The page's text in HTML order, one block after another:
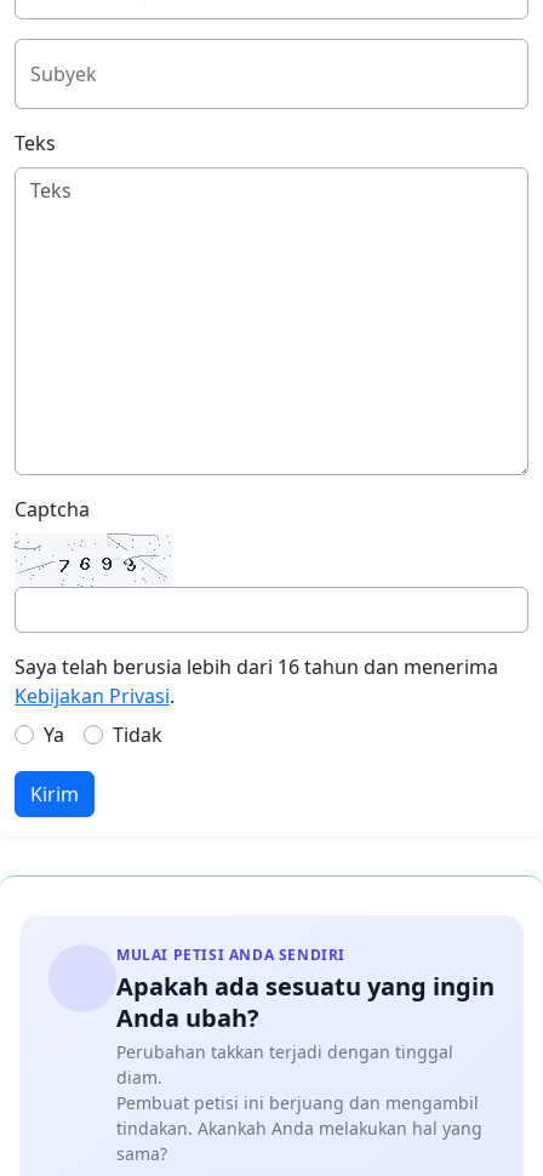
Subyek
Teks
Captcha
Saya telah berusia lebih dari 16 tahun dan menerima
Kebijakan Privasi.
Ya
Tidak
Kirim
MULAI PETISI ANDA SENDIRI
Apakah ada sesuatu yang ingin
Anda ubah?
Perubahan takkan terjadi dengan tinggal
diam.
Pembuat petisi ini berjuang dan mengambil
tindakan. Akankah Anda melakukan hal yang
sama?